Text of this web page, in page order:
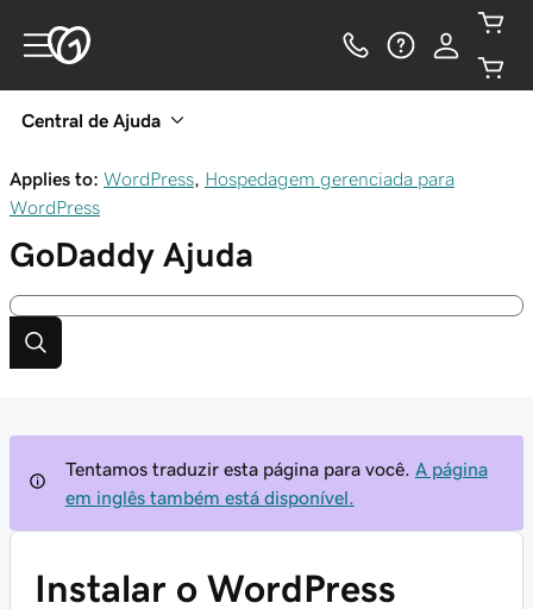
Central de Ajuda
Applies to: WordPress
Hospedagem gerenciada para
WordPress
GoDaddy Ajuda
Tentamos traduzir esta página para você.
A página
em inglês também está disponível.
Instalar o WordPress